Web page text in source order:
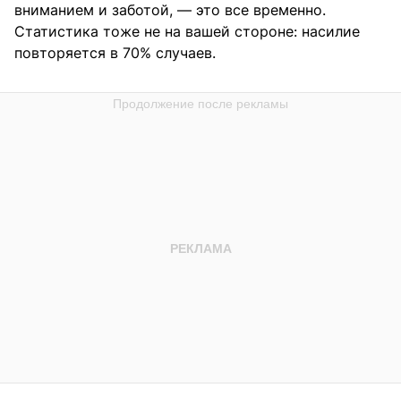
вниманием и заботой, — это все временно.
Статистика тоже не на вашей стороне: насилие
повторяется в 70% случаев.